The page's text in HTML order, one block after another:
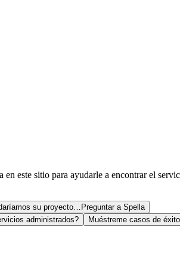
este sitio para ayudarle a encontrar el
su proyecto… Preguntar a Spella
administrados? Muéstreme casos de